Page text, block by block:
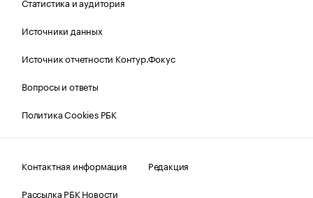
Источники данных
Источник отчетности Контур.Фокус
Вопросы и ответы
Политика Cookies РБК
Контактная информация
Редакция
Рассылка РБК Новости